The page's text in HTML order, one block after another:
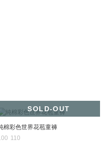
SOLD-OUT
棉彩色世界花苞童褲
110